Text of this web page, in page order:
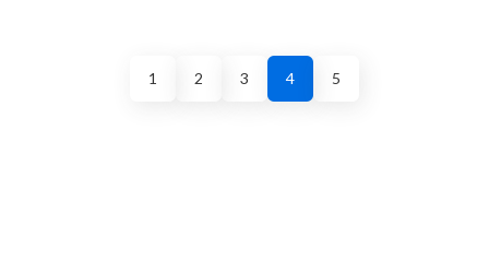
1 2 3 4 5